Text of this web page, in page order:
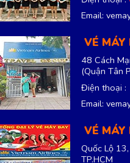
Email:
VÉ MÁY
48 Cách
(Quận Tân
Điện thoại :
Email:
VÉ MÁY
Quốc Lộ
TP.HCM